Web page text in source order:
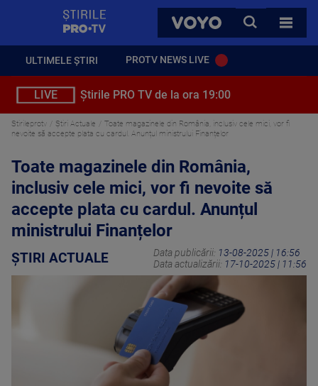
VOYO
CAUTA
TOATE
ULTIMELE ȘTIRI PROTV NEWS LIVE
LIVE Știrile PRO TV de la ora 19:00
Stirileprotv Știri Actuale
Toate magazinele din România, inclusiv cele mici, vor fi
nevoite să accepte plata cu cardul. Anunțul ministrului Finanțelor
Toate magazinele din România,
inclusiv cele mici, vor fi nevoite să
accepte plata cu cardul. Anunțul
ministrului Finanțelor
ȘTIRI ACTUALE Data publicării: 13-08-2025 | 16:56
Data actualizării: 17-10-2025 | 11:56